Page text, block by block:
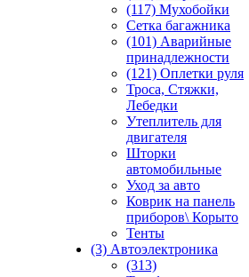
(117) Мухобойки
Сетка багажника
(101) Аварийные
принадлежности
(121) Оплетки руля
Троса, Стяжки,
Лебедки
Утеплитель для
двигателя
Шторки
автомобильные
Уход за авто
Коврик на панель
приборов\ Корыто
Тенты
(3) Автоэлектроника
(313)